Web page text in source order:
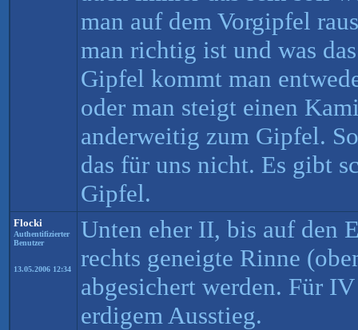
man auf dem Vorgipfel
man richtig ist und was
Gipfel kommt man
oder man steigt einen
anderweitig zum Gipfel.
das für uns nicht. Es gibt
Gipfel.
Flocki
Authentifizierter
Benutzer
13.05.2006 12:34
Unten eher II, bis auf den
rechts geneigte Rinne
abgesichert werden. Für
erdigem Ausstieg.